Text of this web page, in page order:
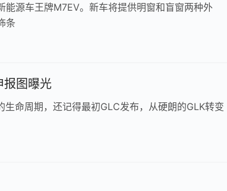
源车王牌M7EV。新车将提供明窗和盲窗两种外
条
报图曝光
命周期，还记得最初GLC发布，从硬朗的GLK转变